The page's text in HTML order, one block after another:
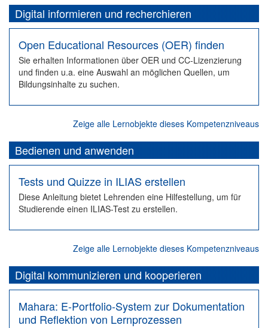
Digital informieren und recherchieren
Open Educational Resources (OER) finden
Sie erhalten Informationen über OER und CC-Lizenzierung
und finden u.a. eine Auswahl an möglichen Quellen, um
Bildungsinhalte zu suchen.
Zeige alle Lernobjekte dieses Kompetenzniveaus
Bedienen und anwenden
Tests und Quizze in ILIAS erstellen
Diese Anleitung bietet Lehrenden eine Hilfestellung, um für
Studierende einen ILIAS-Test zu erstellen.
Zeige alle Lernobjekte dieses Kompetenzniveaus
Digital kommunizieren und kooperieren
Mahara: E-Portfolio-System zur Dokumentation
und Reflektion von Lernprozessen